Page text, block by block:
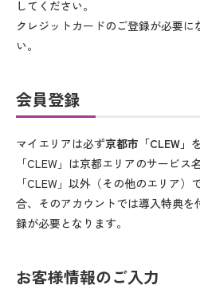
してください。
クレジットカードのご登録が必要に
い。
会員登録
マイエリアは必ず京都市「CLEW」
「CLEW」は京都エリアのサービス
「CLEW」以外（その他のエリア
合、そのアカウントでは導入特典
録が必要となります。
お客様情報のご入力